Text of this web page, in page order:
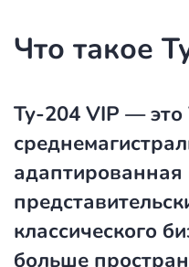
Что такое
Ту-204 VIP — это
классического
больше